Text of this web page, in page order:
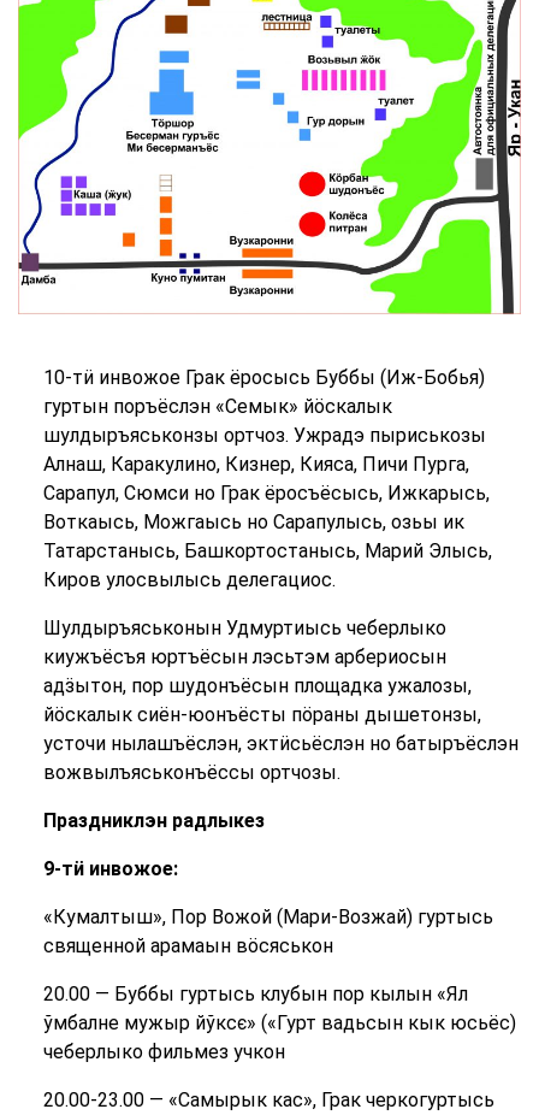
10-тӥ инвожое Грак ёросысь Буббы (Иж-Бобья)
гуртын поръёслэн «Семык» йӧскалык
шулдыръяськонзы ортчоз. Ужрадэ пыриськозы
Алнаш, Каракулино, Кизнер, Кияса, Пичи Пурга,
Сарапул, Сюмси но Грак ёросъёсысь, Ижкарысь,
Воткаысь, Можгаысь но Сарапулысь, озьы ик
Татарстанысь, Башкортостанысь, Марий Элысь,
Киров улосвылысь делегациос.
Шулдыръяськонын Удмуртиысь чеберлыко
киужъёсъя юртъёсын лэсьтэм арбериосын
адӟытон, пор шудонъёсын площадка ужалозы,
йӧскалык сиён-юонъёсты пӧраны дышетонзы,
усточи нылашъёслэн, эктӥсьёслэн но батыръёслэн
вожвылъяськонъёссы ортчозы.
Праздниклэн радлыкез
9-тӥ инвожое:
«Кумалтыш», Пор Вожой (Мари-Возжай) гуртысь
священной арамаын вӧсяськон
20.00 — Буббы гуртысь клубын пор кылын «Ял
ўмбалне мужыр йўксє» («Гурт вадьсын кык юсьёс)
чеберлыко фильмез учкон
20.00-23.00 — «Самырык кас», Грак черкогуртысь